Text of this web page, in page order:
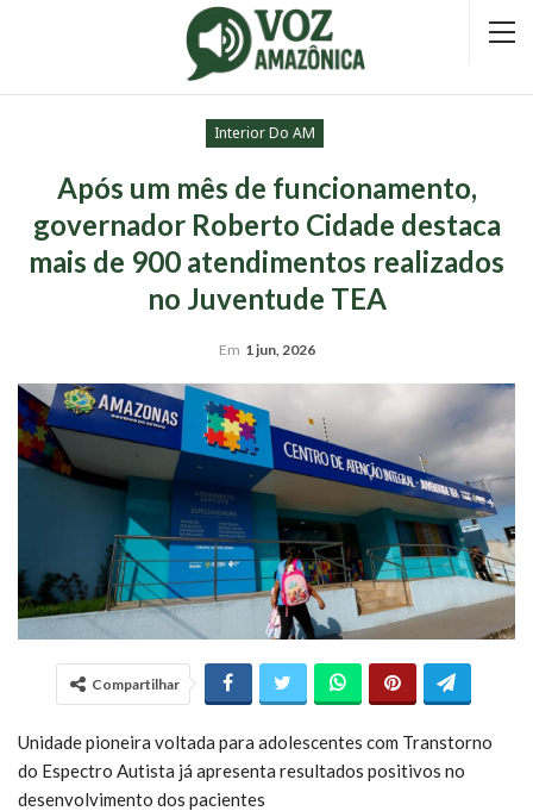
Interior Do AM
Após um mês de funcionamento,
governador Roberto Cidade destaca
mais de 900 atendimentos realizados
no Juventude TEA
Em 1 jun, 2026
Compartilhar
Unidade pioneira voltada para adolescentes com Transtorno
do Espectro Autista já apresenta resultados positivos no
desenvolvimento dos pacientes